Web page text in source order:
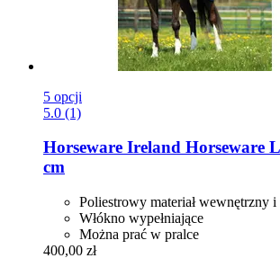
5 opcji
5.0 (1)
Horseware Ireland Horseware
cm
Poliestrowy materiał wewnętrzny
Włókno wypełniające
Można prać w pralce
400,00 zł